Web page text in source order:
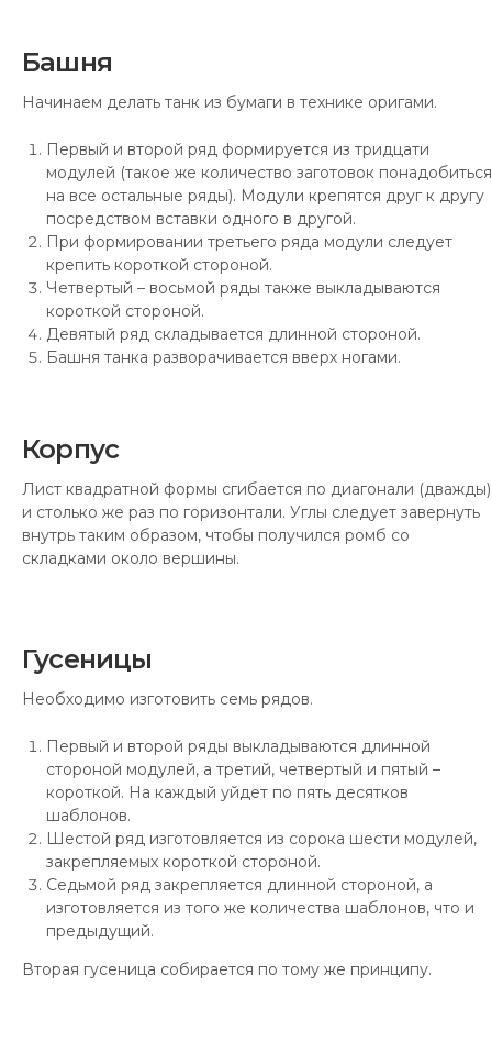
Башня
Начинаем делать танк из бумаги в технике оригами.
Первый и второй ряд формируется из тридцати
модулей (такое же количество заготовок понадобиться
на все остальные ряды). Модули крепятся друг к другу
посредством вставки одного в другой.
При формировании третьего ряда модули следует
крепить короткой стороной.
Четвертый – восьмой ряды также выкладываются
короткой стороной.
Девятый ряд складывается длинной стороной.
Башня танка разворачивается вверх ногами.
Корпус
Лист квадратной формы сгибается по диагонали (дважды)
и столько же раз по горизонтали. Углы следует завернуть
внутрь таким образом, чтобы получился ромб со
складками около вершины.
Гусеницы
Необходимо изготовить семь рядов.
Первый и второй ряды выкладываются длинной
стороной модулей, а третий, четвертый и пятый –
короткой. На каждый уйдет по пять десятков
шаблонов.
Шестой ряд изготовляется из сорока шести модулей,
закрепляемых короткой стороной.
Седьмой ряд закрепляется длинной стороной, а
изготовляется из того же количества шаблонов, что и
предыдущий.
Вторая гусеница собирается по тому же принципу.